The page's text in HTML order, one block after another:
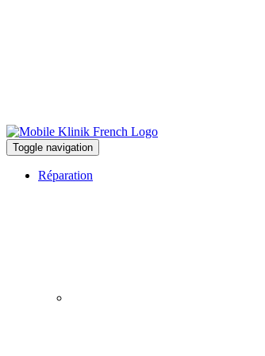
Toggle navigation
Réparation